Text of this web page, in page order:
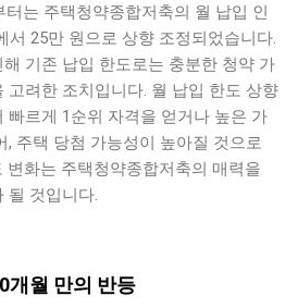
터는 주택청약종합저축의 월 납입 인
서 25만 원으로 상향 조정되었습니다.
기존 납입 한도로는 충분한 청약 가
고려한 조치입니다. 월 납입 한도 상향
빠르게 1순위 자격을 얻거나 높은 가
, 주택 당첨 가능성이 높아질 것으로
변화는 주택청약종합저축의 매력을
될 것입니다.
개월 만의 반등